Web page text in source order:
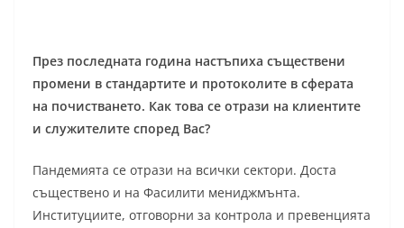
През последната година настъпиха съществени
промени в стандартите и протоколите в сферата
на почистването. Как това се отрази на клиентите
и служителите според Вас?
Пандемията се отрази на всички сектори. Доста
съществено и на Фасилити мениджмънта.
Институциите, отговорни за контрола и превенцията